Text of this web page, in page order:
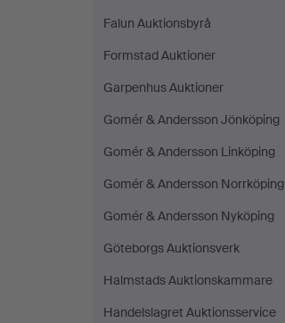
Falun Auktionsbyrå
Formstad Auktioner
Garpenhus Auktioner
Gomér & Andersson Jönköping
Gomér & Andersson Linköping
Gomér & Andersson Norrköping
Gomér & Andersson Nyköping
Göteborgs Auktionsverk
Halmstads Auktionskammare
Handelslagret Auktionsservice